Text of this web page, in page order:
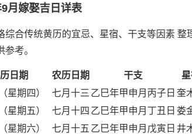
月嫁娶吉日详表
综合传统黄历的宜忌、星宿、干支等因素
参考。
日期 农历日期 干支
星期四）
七月十三 乙巳年甲申月丙子日 奎
星期五）
七月十四 乙巳年甲申月丁丑日 娄
星期六）
七月十五 乙巳年甲申月戊寅日 井